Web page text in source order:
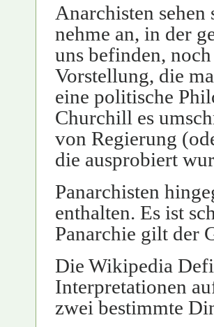
Anarchisten
nehme an, in der
uns befinden,
Vorstellung, die
eine politische
Churchill es
von Regierung
die ausprobiert
Panarchisten
enthalten. Es ist
Panarchie gilt der
Die Wikipedia
Interpretationen
zwei bestimmte